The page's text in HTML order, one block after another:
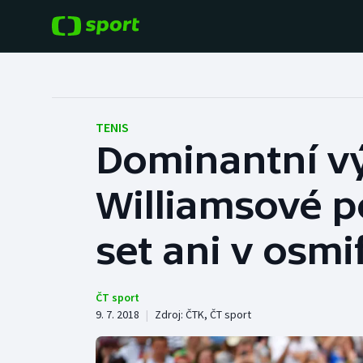
Hokej
Tenis
Baseball a softbal
Basketbal
Biatlon
TENIS
Dominantní
Williamsové
set ani v
ČT sport
9. 7. 2018 | Zdroj: ČTK, ČT sport